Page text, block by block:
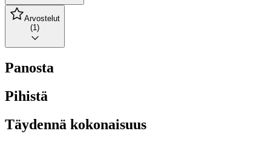
Arvostelut
(1)
Panosta
Pihistä
Täydennä kokonaisuus